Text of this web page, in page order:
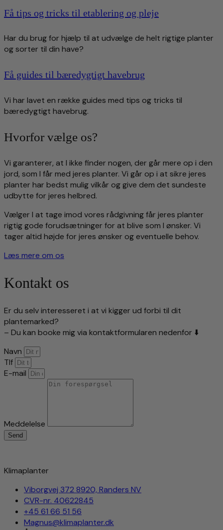
Få tips og tricks til etablering og pleje
Har du brug for hjælp til at udvælge de helt rigtige planter
og sorter til din have?
Få guides til bæredygtigt havebrug
Vi har lavet en række guides med tips og tricks til
bæredygtigt havebrug.
Hvorfor vælge os?
Vi garanterer, at I ikke finder nogen, der går mere op i den
jord, som I får med jeres planter. Vi går op i at sikre jeres
planter har bedst mulig vilkår og give dem det sundeste
udbytte for jeres helbred.
Vælger I at tage imod vores rådgivning får jeres planter
rigtig gode forudsætninger for at blive som I ønsker. Vi
tager altid højde for jeres ønsker og eventuelle behov.
Læs mere om os
Kontakt os
Er du selv interesseret i at vi kigger ud forbi til dit
plantemarked?
– Du kan booke mig via kontaktformularen nedenfor ⬇️
Navn
Tlf
E-mail
Meddelelse
Send
Klimaplanter
Viborgvej 372 8920, Randers NV
CVR-nr. 40622845
+45 61 66 51 56
Magnus@klimaplanter.dk